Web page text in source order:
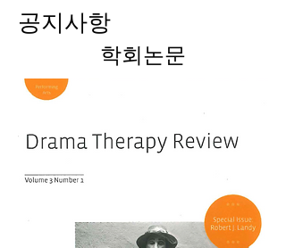
공지사항
학회논문